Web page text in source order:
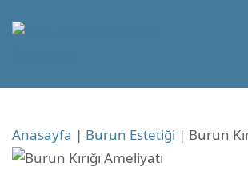
Anasayfa | Burun Estetiği | Burun